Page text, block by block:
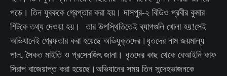
পড়ে। তিন যুবককে গ্রেপ্তার করা হয়। দাসপুর-২ বিডিও প্রবীর কুমার
শিটকে তথ্য দেওয়া হয়। তার উপস্থিতিতেই ব্যাগগুলি খোলা হয়!সেই
অভিযানেই গ্রেফতার করা হয়েছে অভিযুক্তদের।ধৃতদের নাম জয়মাল্য
পাল, সৈকত মাইতি ও প্রসেনজিৎ জানা। ধৃতদের কাছ থেকে বেআইনি কাফ
সিরাপ বাজেয়াপ্ত করা হয়েছে।অভিযানের সময় তিন সন্দেহভাজনকে